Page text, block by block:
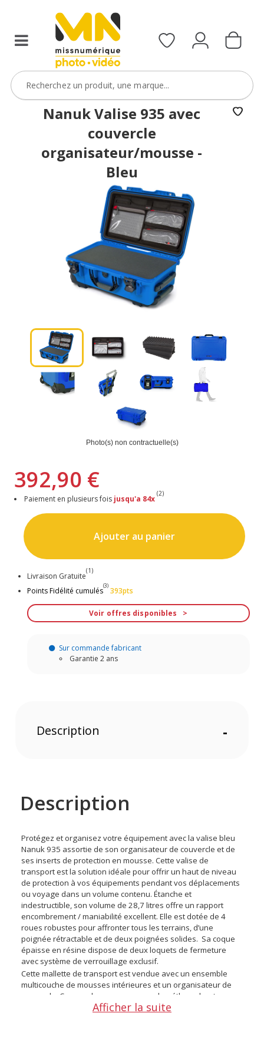
Pack
la
sélection
PACKGSAC5
Nanuk Valise 935 avec
couvercle
organisateur/mousse -
Bleu
Photo(s) non contractuelle(s)
392,90 €
Paiement en plusieurs fois jusqu'a 84x
(2)
Ajouter au panier
Livraison Gratuite
(1)
Points Fidélité cumulés
(3)
393pts
Voir offres disponibles
Sur commande fabricant
Garantie 2 ans
Description -
Description
Protégez et organisez votre équipement avec la valise bleu
Nanuk 935 assortie de son organisateur de couvercle et de
ses inserts de protection en mousse. Cette valise de
transport est la solution idéale pour offrir un haut de niveau
de protection à vos équipements pendant vos déplacements
ou voyage dans un volume contenu. Étanche et
indestructible, son volume de 28,7 litres offre un rapport
encombrement / maniabilité excellent. Elle est dotée de 4
roues robustes pour affronter tous les terrains, d’une
poignée rétractable et de deux poignées solides. Sa coque
épaisse en résine dispose de deux loquets de fermeture
avec système de verrouillage exclusif.
Cette mallette de transport est vendue avec un ensemble
multicouche de mousses intérieures et un organisateur de
couvercle. Ces couches en mousse polyuréthane haute
qualité sont une solution pratique pour protéger et organiser
Afficher la suite